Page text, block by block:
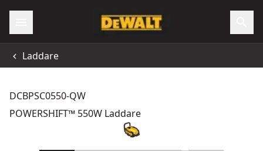
Laddare
DCBPSC0550-QW
POWERSHIFT™ 550W Laddare